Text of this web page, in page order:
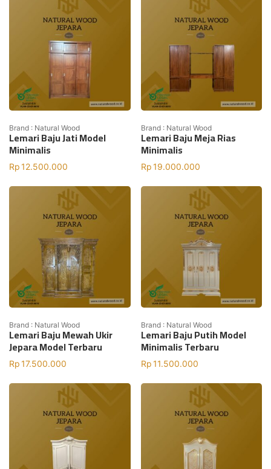
Brand : Natural Wood
Lemari Baju Jati Model
Minimalis
Rp12.500.000
Brand : Natural Wood
Lemari Baju Meja Rias
Minimalis
Rp19.000.000
Brand : Natural Wood
Lemari Baju Mewah Ukir
Jepara Model Terbaru
Rp17.500.000
Brand : Natural Wood
Lemari Baju Putih Model
Minimalis Terbaru
Rp11.500.000